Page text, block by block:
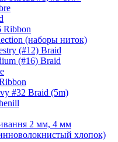
Ribbon
(наборы ниток)
(#12) Braid
(#16) Braid
#32 Braid (5m)
2 мм, 4 мм
хлопок)